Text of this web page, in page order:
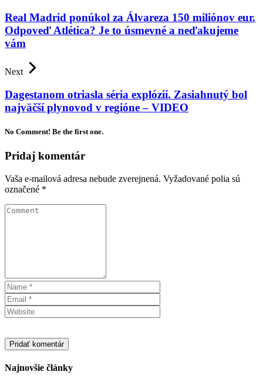
Real Madrid ponúkol za Álvareza 150 miliónov eur.
Odpoveď Atlética? Je to úsmevné a neďakujeme
vám
Next
Dagestanom otriasla séria explózií. Zasiahnutý bol
najväčší plynovod v regióne – VIDEO
No Comment! Be the first one.
Pridaj komentár
Vaša e-mailová adresa nebude zverejnená. Vyžadované polia sú
označené *
Najnovšie články